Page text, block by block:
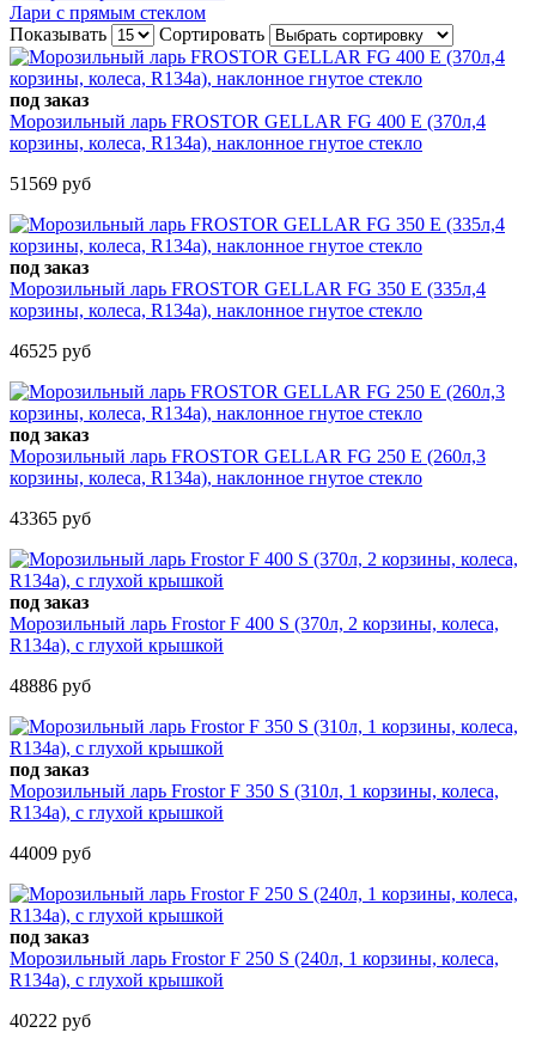
Лари с прямым стеклом
Показывать
Сортировать
под заказ
Морозильный ларь FROSTOR GELLAR FG 400 E (370л,4
корзины, колеса, R134a), наклонное гнутое стекло
51569 руб
под заказ
Морозильный ларь FROSTOR GELLAR FG 350 E (335л,4
корзины, колеса, R134a), наклонное гнутое стекло
46525 руб
под заказ
Морозильный ларь FROSTOR GELLAR FG 250 E (260л,3
корзины, колеса, R134a), наклонное гнутое стекло
43365 руб
под заказ
Морозильный ларь Frostor F 400 S (370л, 2 корзины, колеса,
R134a), с глухой крышкой
48886 руб
под заказ
Морозильный ларь Frostor F 350 S (310л, 1 корзины, колеса,
R134a), с глухой крышкой
44009 руб
под заказ
Морозильный ларь Frostor F 250 S (240л, 1 корзины, колеса,
R134a), с глухой крышкой
40222 руб